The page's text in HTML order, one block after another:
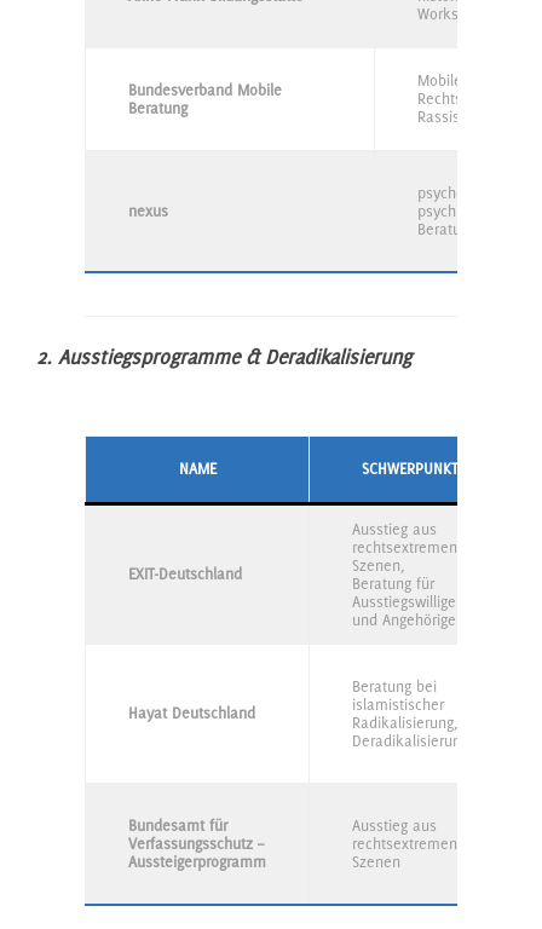
Workshops für
Bundesverband Mobile
Beratung
Mobile Beratung
Rassismus,
nexus
psychiatrisches
2. Ausstiegsprogramme & Deradikalisierung
NAME SCHWERPUNKT
EXIT-Deutschland
Ausstieg aus
rechtsextremen
Szenen,
Beratung für
Ausstiegswillige
und Angehörige
Hayat Deutschland
Beratung bei
islamistischer
Radikalisierung,
Deradikalisierung
Bundesamt für
Verfassungsschutz –
Aussteigerprogramm
Ausstieg aus
rechtsextremen
Szenen